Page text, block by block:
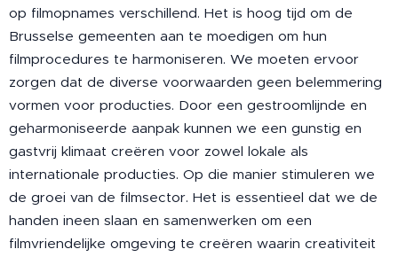
op filmopnames verschillend. Het is hoog tijd om de
Brusselse gemeenten aan te moedigen om hun
filmprocedures te harmoniseren. We moeten ervoor
zorgen dat de diverse voorwaarden geen belemmering
vormen voor producties. Door een gestroomlijnde en
geharmoniseerde aanpak kunnen we een gunstig en
gastvrij klimaat creëren voor zowel lokale als
internationale producties. Op die manier stimuleren we
de groei van de filmsector. Het is essentieel dat we de
handen ineen slaan en samenwerken om een
filmvriendelijke omgeving te creëren waarin creativiteit